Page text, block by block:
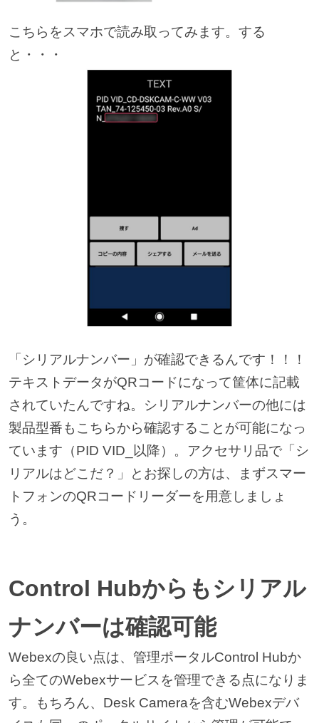
こちらをスマホで読み取ってみます。する
と・・・
「シリアルナンバー」が確認できるんです！！！
テキストデータがQRコードになって筐体に記載
されていたんですね。シリアルナンバーの他には
製品型番もこちらから確認することが可能になっ
ています（PID VID_以降）。アクセサリ品で「シ
リアルはどこだ？」とお探しの方は、まずスマー
トフォンのQRコードリーダーを用意しましょ
う。
Control Hubからもシリアル
ナンバーは確認可能
Webexの良い点は、管理ポータルControl Hubか
ら全てのWebexサービスを管理できる点になりま
す。もちろん、Desk Cameraを含むWebexデバ